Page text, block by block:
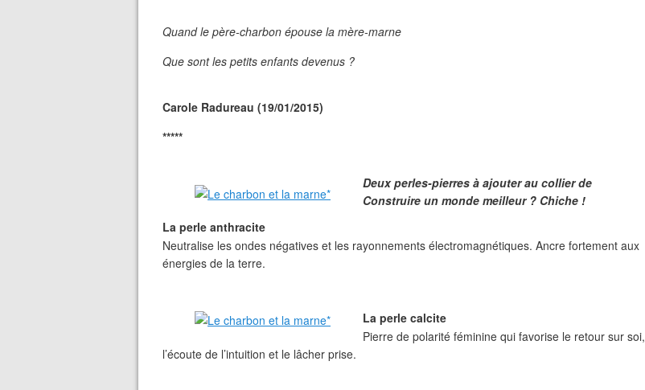
Quand le père-charbon épouse la mère-marne
Que sont les petits enfants devenus ?
Carole Radureau (19/01/2015)
*****
Deux perles-pierres à ajouter au collier de
Construire un monde meilleur ? Chiche !
La perle anthracite
Neutralise les ondes négatives et les rayonnements électromagnétiques. Ancre fortement aux
énergies de la terre.
La perle calcite
Pierre de polarité féminine qui favorise le retour sur soi,
l’écoute de l’intuition et le lâcher prise.